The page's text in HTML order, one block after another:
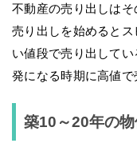
不動産の売り出しは
売り出しを始めると
い値段で売り出して
発になる時期に高値で
築10～20年の